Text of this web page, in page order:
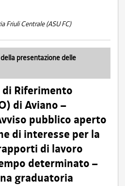
Friuli Centrale (ASU FC)
presentazione delle
Riferimento
di Aviano –
pubblico aperto
di interesse per la
di lavoro
determinato –
graduatoria